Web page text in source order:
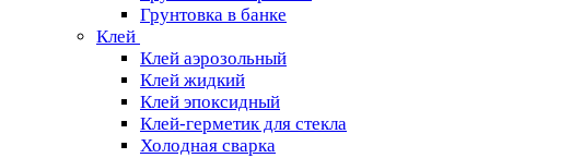
Грунтовка в банке
Клей
Клей аэрозольный
Клей жидкий
Клей эпоксидный
Клей-герметик для стекла
Холодная сварка